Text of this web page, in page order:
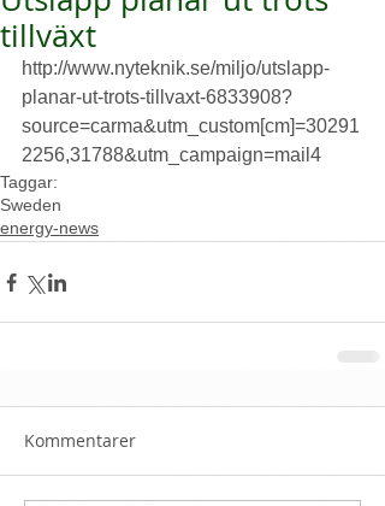
tillväxt
http://www.nyteknik.se/miljo/utslapp-
planar-ut-trots-tillvaxt-6833908?
source=carma&utm_custom[cm]=30291
2256,31788&utm_campaign=mail4
Taggar:
Sweden
energy-news
Kommentarer